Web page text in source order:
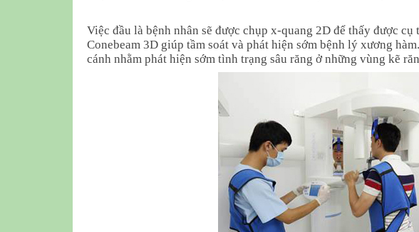
Việc đầu là bệnh nhân sẽ được chụp x-quang 2D để thấy được
Conebeam 3D giúp tầm soát và phát hiện sớm bệnh lý xương
cánh nhằm phát hiện sớm tình trạng sâu răng ở những vùng kẽ